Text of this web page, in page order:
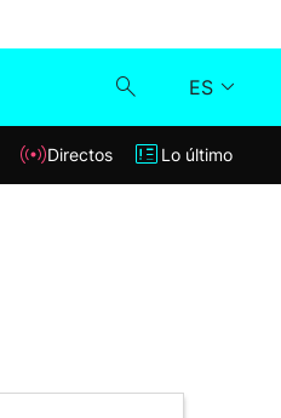
ES
Klisk
Lo último
Directos Lo último